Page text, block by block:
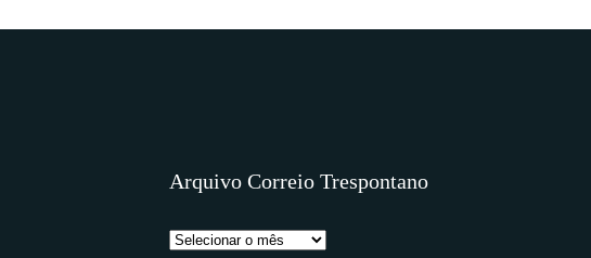
Arquivo Correio Trespontano